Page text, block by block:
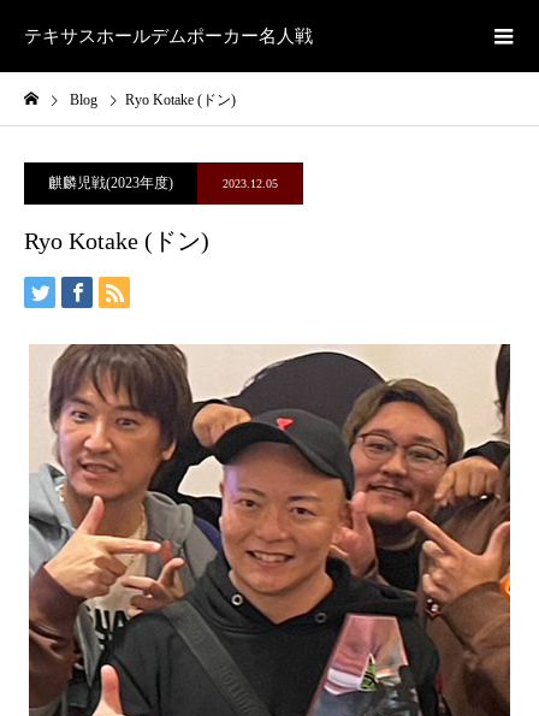
テキサスホールデムポーカー名人戦
Blog Ryo Kotake (ドン)
麒麟児戦(2023年度) 2023.12.05
Ryo Kotake (ドン)